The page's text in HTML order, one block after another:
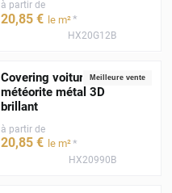
à partir de
20,85 € le m²*
HX20G12B
Meilleure vente
Covering voiture gris
météorite métal 3D
brillant
à partir de
20,85 € le m²*
HX20990B